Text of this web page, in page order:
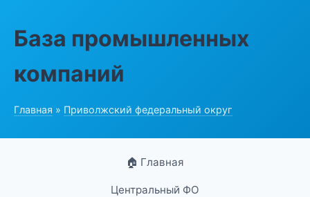
База промышленных
компаний
Главная » Приволжский федеральный округ
🏠 Главная
Центральный ФО